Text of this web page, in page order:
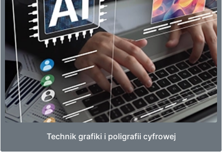
Technik grafiki i poligrafii cyfrowej